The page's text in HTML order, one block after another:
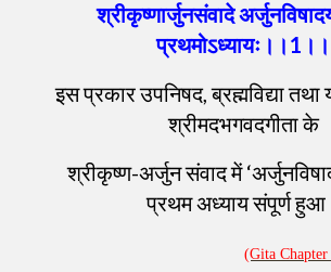
श्रीकृष्णार्जुनसंवादे
प्रथमोऽध्यायः।।1।।
इस प्रकार उपनिषद, ब्रह्मविद्या
श्रीमदभगवदगीता के
श्रीकृष्ण-अर्जुन संवाद में
प्रथम अध्याय संपूर्ण
(Gita Chapter